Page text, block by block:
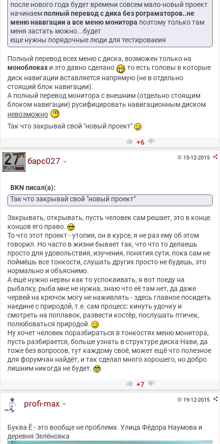
после нового года будет времени совсем мало-новый проект
начинаемполный перевод с дика без рограматоров..не
меню наввгации а все меню монитора поэтому только там
меня застать можно...будет
еще нужны порядочные люди для тестироваеия
Полный перевод всех меню с диска, возможен только на
моноблоках и это давно сделано
то есть головы в которые
диск навигации вставляется напрямую (не в отдельно
стоящий блок навигации).
А полный перевод монитора с внешним (отдельно стоящим
блоком навигации) русифицировать навигационным диском
невозможно
Так что закрывай свой "новый проект"
 +6 
15-12-2015 
барс027
BKN писал(а):
Так что закрывай свой "новый проект"
Закрывать, открывать, пусть человек сам решает, это в конце
концов его право.
То что этот проект - утопия, он в курсе, я не раз ему об этом
говорил. Но часто в жизни бывает так, что что то делаешь
просто для удовольствия, изучения, понятия сути, пока сам не
поймёшь все тонкости, слушать других просто не будешь, это
нормально и объяснимо.
А ещё нужно нервы как то успокаивать, я вот поеду на
рыбалку, рыба мне не нужна, знаю что её там нет, да даже
червей на крючок могу не наживлять - здесь главное посидеть
наедине с природой, т.е. сам процесс: кинуть удочку и
смотреть на поплавок, развести костёр, послушать птичек,
полюбоваться природой.
Ну хочет человек поразбираться в тонкостях меню монитора,
пусть разбирается, больше узнать в структуре диска Нави, да
тоже без вопросов, тут каждому своё, может ещё что полезное
для форумчан найдёт, и так сделал много хорошего, но добро
лишним никогда не будет.
 +7 
19-12-2015 
profi-max
Буква Ё - это вообще не проблема. Улица Фёдора Наумова и
деревня Зелёновка